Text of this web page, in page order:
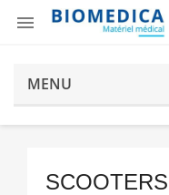

MENU